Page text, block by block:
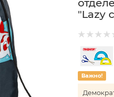
"Lazy
Важно!